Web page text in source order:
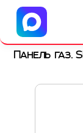
Панель газ.